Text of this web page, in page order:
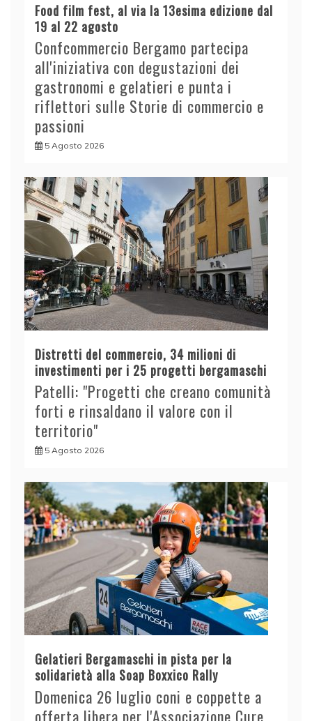
Food film fest, al via la 13esima edizione dal
19 al 22 agosto
Confcommercio Bergamo partecipa
all'iniziativa con degustazioni dei
gastronomi e gelatieri e punta i
riflettori sulle Storie di commercio e
passioni
5 Agosto 2026
Distretti del commercio, 34 milioni di
investimenti per i 25 progetti bergamaschi
Patelli: "Progetti che creano comunità
forti e rinsaldano il valore con il
territorio"
5 Agosto 2026
Gelatieri Bergamaschi in pista per la
solidarietà alla Soap Boxxico Rally
Domenica 26 luglio coni e coppette a
offerta libera per l'Associazione Cure